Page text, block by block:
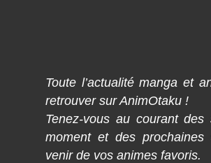
Toute l’actualité manga et
retrouver sur AnimOtaku !
Tenez-vous au courant des
moment et des prochaines
venir de vos animes favoris.